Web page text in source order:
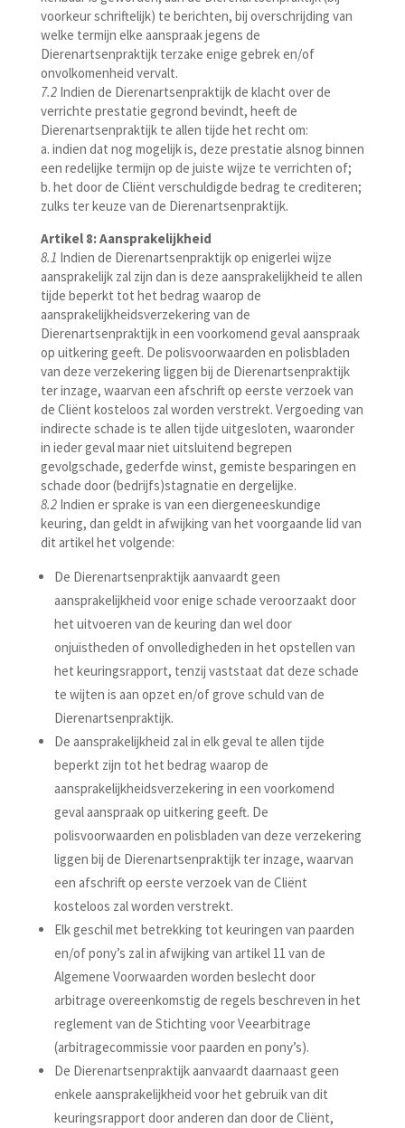
voorkeur schriftelijk) te berichten, bij overschrijding van
welke termijn elke aanspraak jegens de
Dierenartsenpraktijk terzake enige gebrek en/of
onvolkomenheid vervalt.
7.2Indien de Dierenartsenpraktijk de klacht over de
verrichte prestatie gegrond bevindt, heeft de
Dierenartsenpraktijk te allen tijde het recht om:
a. indien dat nog mogelijk is, deze prestatie alsnog binnen
een redelijke termijn op de juiste wijze te verrichten of;
b. het door de Cliënt verschuldigde bedrag te crediteren;
zulks ter keuze van de Dierenartsenpraktijk.
Artikel 8: Aansprakelijkheid
8.1 Indien de Dierenartsenpraktijk op enigerlei wijze
aansprakelijk zal zijn dan is deze aansprakelijkheid te allen
tijde beperkt tot het bedrag waarop de
aansprakelijkheidsverzekering van de
Dierenartsenpraktijk in een voorkomend geval aanspraak
op uitkering geeft. De polisvoorwaarden en polisbladen
van deze verzekering liggen bij de Dierenartsenpraktijk
ter inzage, waarvan een afschrift op eerste verzoek van
de Cliënt kosteloos zal worden verstrekt. Vergoeding van
indirecte schade is te allen tijde uitgesloten, waaronder
in ieder geval maar niet uitsluitend begrepen
gevolgschade, gederfde winst, gemiste besparingen en
schade door (bedrijfs)stagnatie en dergelijke.
8.2Indien er sprake is van een diergeneeskundige
keuring, dan geldt in afwijking van het voorgaande lid van
dit artikel het volgende:
De Dierenartsenpraktijk aanvaardt geen
aansprakelijkheid voor enige schade veroorzaakt door
het uitvoeren van de keuring dan wel door
onjuistheden of onvolledigheden in het opstellen van
het keuringsrapport, tenzij vaststaat dat deze schade
te wijten is aan opzet en/of grove schuld van de
Dierenartsenpraktijk.
De aansprakelijkheid zal in elk geval te allen tijde
beperkt zijn tot het bedrag waarop de
aansprakelijkheidsverzekering in een voorkomend
geval aanspraak op uitkering geeft. De
polisvoorwaarden en polisbladen van deze verzekering
liggen bij de Dierenartsenpraktijk ter inzage, waarvan
een afschrift op eerste verzoek van de Cliënt
kosteloos zal worden verstrekt.
Elk geschil met betrekking tot keuringen van paarden
en/of pony’s zal in afwijking van artikel 11 van de
Algemene Voorwaarden worden beslecht door
arbitrage overeenkomstig de regels beschreven in het
reglement van de Stichting voor Veearbitrage
(arbitragecommissie voor paarden en pony’s).
De Dierenartsenpraktijk aanvaardt daarnaast geen
enkele aansprakelijkheid voor het gebruik van dit
keuringsrapport door anderen dan door de Cliënt,